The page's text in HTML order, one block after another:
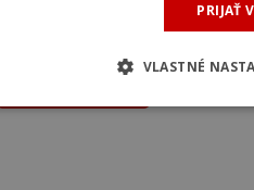
PRIJAŤ
VLASTNÉ